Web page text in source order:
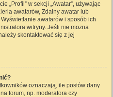
„Profil” w sekcji „Awatar”, używając
awatarów, Zdalny awatar lub
awatarów i sposób ich
witryny. Jeśli nie można
skontaktować się z jej
oznaczają, ile postów dany
forum, np. moderatora czy